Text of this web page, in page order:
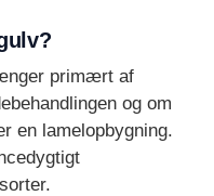
primært af
og om
en lamelopbygning.